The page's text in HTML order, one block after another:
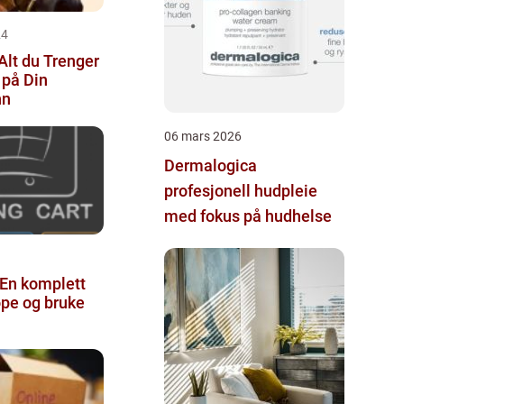
du Trenger
Din
komplett
og bruke
06 mars 2026
Dermalogica
profesjonell hudpleie
med fokus på hudhelse